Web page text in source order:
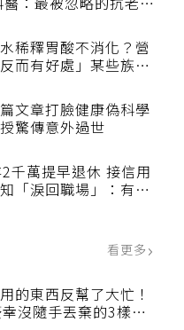
稀釋胃酸不消化？營
而有好處」某些族群
文章打臉健康偽科學
驚傳意外過世
千萬提早退休 接信用
「淚回職場」：有錢
看更多
的東西反幫了大忙！
沒隨手丟棄的3樣物